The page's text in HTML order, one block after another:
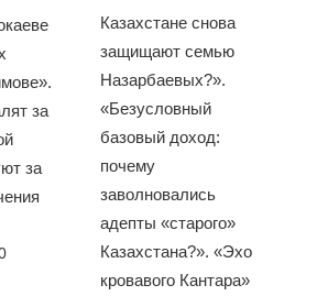
за
за
Казахстане снова
защищают семью
Назарбаевых?».
«Безусловный
базовый доход:
почему
заволновались
адепты «старого»
Казахстана?». «Эхо
кровавого Кантара»